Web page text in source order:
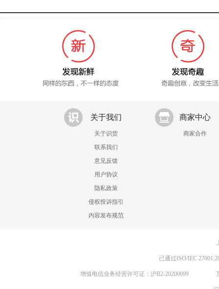
关于我们
关于识货
联系我们
意见反馈
用户协议
隐私政策
侵权投诉指引
内容发布规范
商家中心
商家合作
已通过ISO/IEC
增值电信业务经营许可证：沪B2-20200099